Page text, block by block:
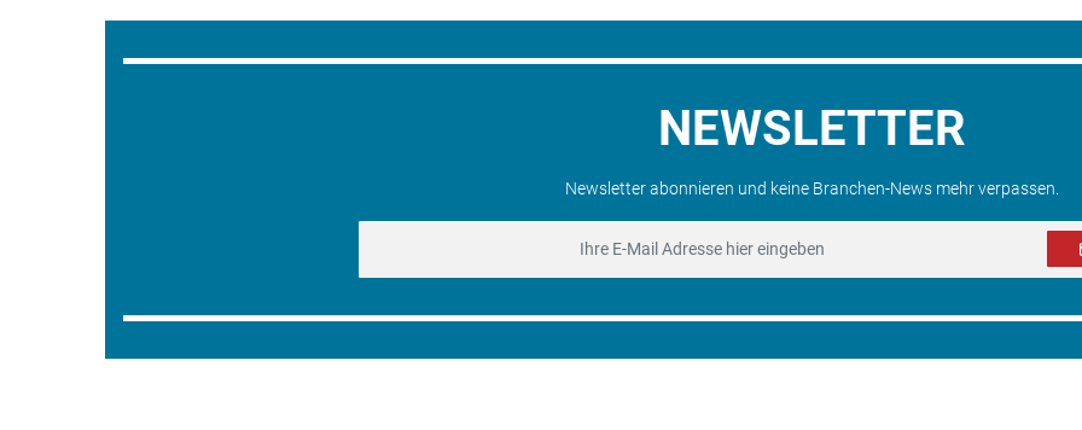
NEWSLETTER
Newsletter abonnieren und keine Branchen-News mehr verpassen.